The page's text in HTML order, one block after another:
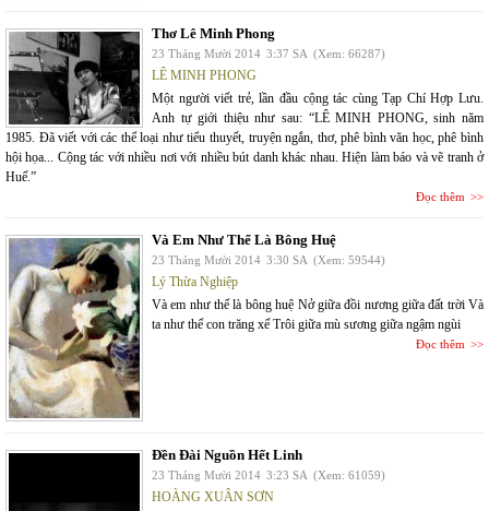
Thơ Lê Minh Phong
23 Tháng Mười 2014 3:37 SA (Xem: 66287)
LÊ MINH PHONG
Một người viết trẻ, lần đầu cộng tác cùng Tạp Chí Hợp Lưu.
Anh tự giới thiệu như sau: “LÊ MINH PHONG, sinh năm
1985. Đã viết với các thể loại như tiểu thuyết, truyện ngắn, thơ, phê bình văn học, phê bình
hội họa... Cộng tác với nhiều nơi với nhiều bút danh khác nhau. Hiện làm báo và vẽ tranh ở
Huế.”
Đọc thêm
Và Em Như Thể Là Bông Huệ
23 Tháng Mười 2014 3:30 SA (Xem: 59544)
Lý Thừa Nghiệp
Và em như thể là bông huệ Nở giữa đồi nương giữa đất trời Và
ta như thể con trăng xế Trôi giữa mù sương giữa ngậm ngùi
Đọc thêm
Đền Đài Nguồn Hết Linh
23 Tháng Mười 2014 3:23 SA (Xem: 61059)
HOÀNG XUÂN SƠN